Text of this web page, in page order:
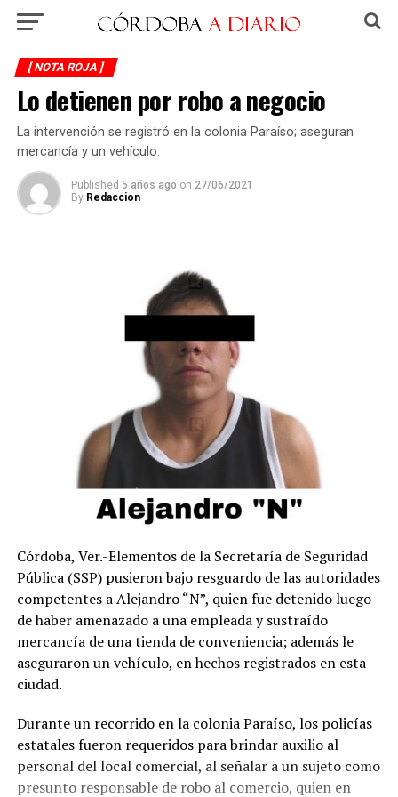
[ NOTA ROJA ]
Lo detienen por robo a negocio
La intervención se registró en la colonia Paraíso; aseguran
mercancía y un vehículo.
Published 5 años ago on 27/06/2021
By Redaccion
Córdoba, Ver.-Elementos de la Secretaría de Seguridad
Pública (SSP) pusieron bajo resguardo de las autoridades
competentes a Alejandro “N”, quien fue detenido luego
de haber amenazado a una empleada y sustraído
mercancía de una tienda de conveniencia; además le
aseguraron un vehículo, en hechos registrados en esta
ciudad.
Durante un recorrido en la colonia Paraíso, los policías
estatales fueron requeridos para brindar auxilio al
personal del local comercial, al señalar a un sujeto como
presunto responsable de robo al comercio, quien en